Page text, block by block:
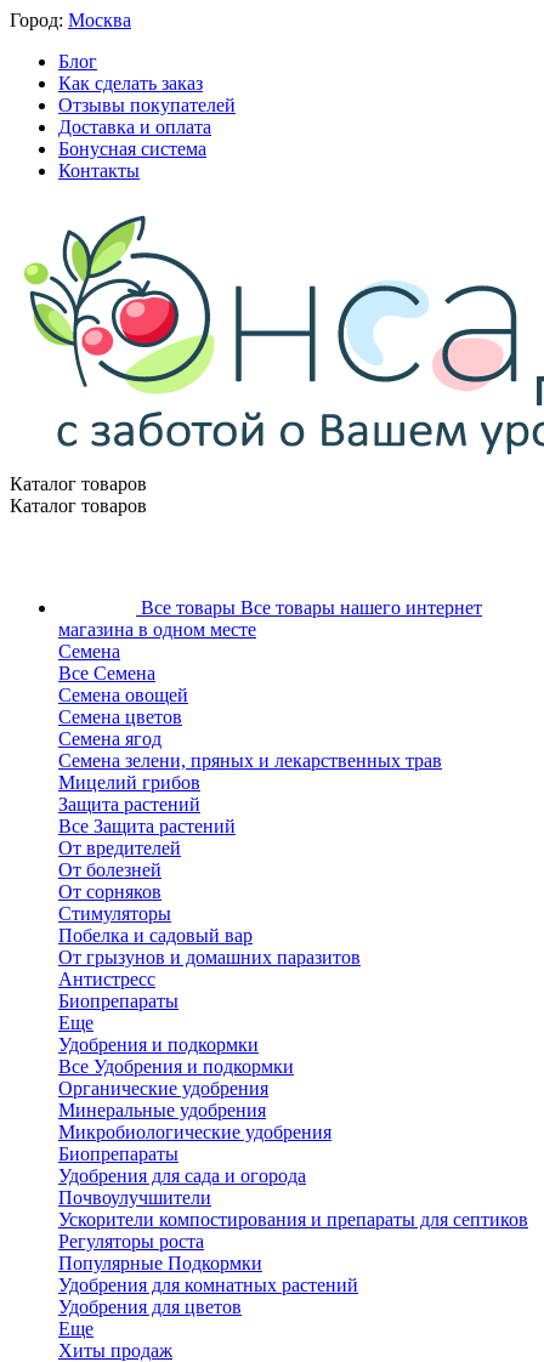
Город: Москва
Блог
Как сделать заказ
Отзывы покупателей
Доставка и оплата
Бонусная система
Контакты
Каталог товаров
Каталог товаров
Все товары Все товары нашего интернет
магазина в одном месте
Семена
Все Семена
Семена овощей
Семена цветов
Семена ягод
Семена зелени, пряных и лекарственных трав
Мицелий грибов
Защита растений
Все Защита растений
От вредителей
От болезней
От сорняков
Стимуляторы
Побелка и садовый вар
От грызунов и домашних паразитов
Антистресс
Биопрепараты
Еще
Удобрения и подкормки
Все Удобрения и подкормки
Органические удобрения
Минеральные удобрения
Микробиологические удобрения
Биопрепараты
Удобрения для сада и огорода
Почвоулучшители
Ускорители компостирования и препараты для септиков
Регуляторы роста
Популярные Подкормки
Удобрения для комнатных растений
Удобрения для цветов
Еще
Хиты продаж